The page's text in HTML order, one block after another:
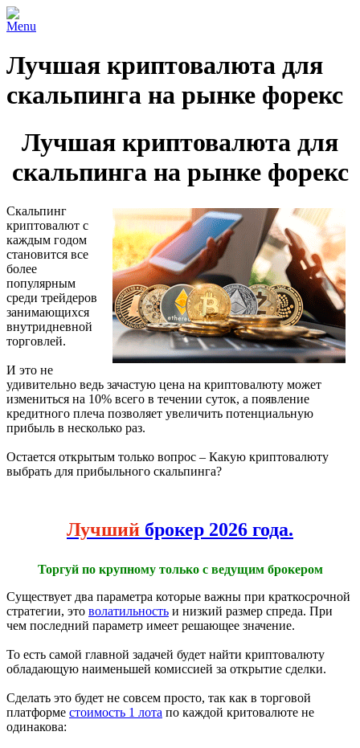
Menu
Лучшая криптовалюта для
скальпинга на рынке форекс
Лучшая криптовалюта для
скальпинга на рынке форекс
Скальпинг
криптовалют с
каждым годом
становится все
более
популярным
среди трейдеров
занимающихся
внутридневной
торговлей.
И это не
удивительно ведь зачастую цена на криптовалюту может
измениться на 10% всего в течении суток, а появление
кредитного плеча позволяет увеличить потенциальную
прибыль в несколько раз.
Остается открытым только вопрос – Какую криптовалюту
выбрать для прибыльного скальпинга?
Лучший брокер 2026 года.
Торгуй по крупному только с ведущим брокером
Существует два параметра которые важны при краткосрочной
стратегии, это волатильность и низкий размер спреда. При
чем последний параметр имеет решающее значение.
То есть самой главной задачей будет найти криптовалюту
обладающую наименьшей комиссией за открытие сделки.
Сделать это будет не совсем просто, так как в торговой
платформе стоимость 1 лота по каждой критовалюте не
одинакова: